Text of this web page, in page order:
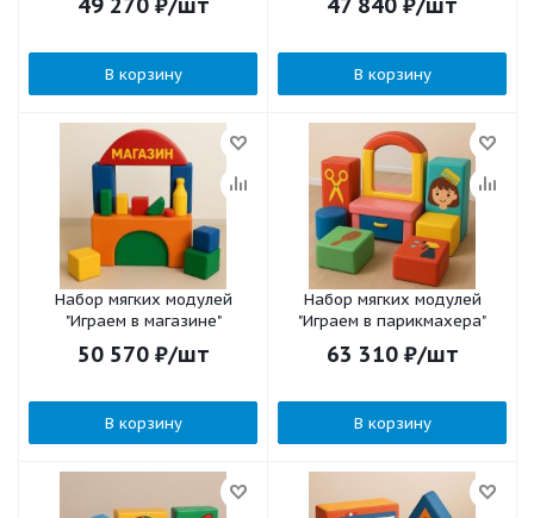
В корзину В корзину
Набор мягких модулей
"Играем в магазине"
50 570₽/шт
В корзину
Набор мягких модулей
"Играем в парикмахера"
63 310₽/шт
В корзину